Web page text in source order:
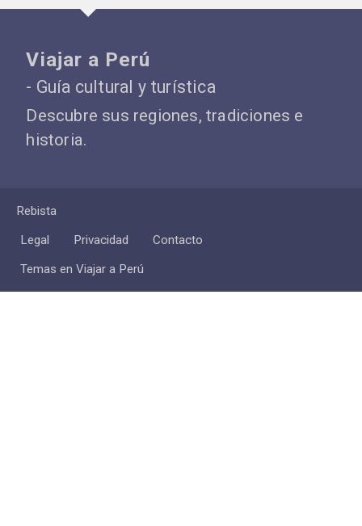
Viajar a Perú
- Guía cultural y turística
Descubre sus regiones, tradiciones e
historia.
Rebista
Legal
Privacidad
Contacto
Temas en Viajar a Perú